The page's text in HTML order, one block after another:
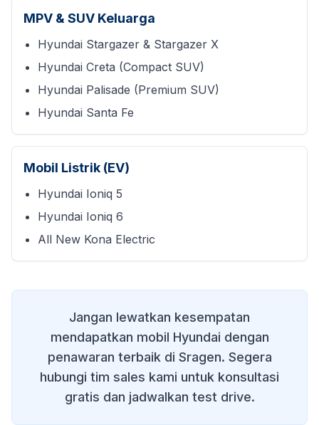
MPV & SUV Keluarga
Hyundai Stargazer & Stargazer X
Hyundai Creta (Compact SUV)
Hyundai Palisade (Premium SUV)
Hyundai Santa Fe
Mobil Listrik (EV)
Hyundai Ioniq 5
Hyundai Ioniq 6
All New Kona Electric
Jangan lewatkan kesempatan
mendapatkan mobil Hyundai dengan
penawaran terbaik di Sragen. Segera
hubungi tim sales kami untuk konsultasi
gratis dan jadwalkan test drive.